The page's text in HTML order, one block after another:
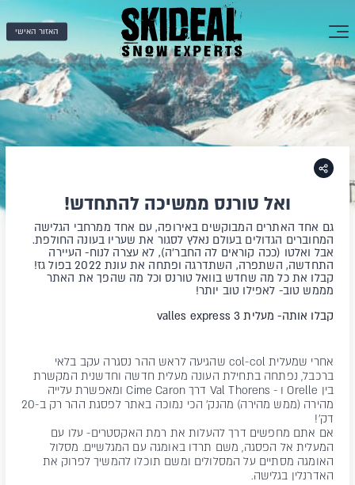
האזור האישי
ואל טורנס ממשיכה להתחדש!
גם אחד האתרים המבוקשים באירופה, עם אחד ממרחבי הגלישה
המחוברים הגדולים בעולם נאלץ לסגור את שעריו בעונה החולפת.
אבל ואלטו (ככה קוראים לה החבר'ה), לא עצרה לנוח- העיירה
התחדשה, השתפרה, השתדרגה ופתחה את עונת 2022 בפול גז!
קבלו את כל מה שחדש בוואל טורנס וכל מה שהפך את האתר
מממש טוב- לאפילו טוב יותר!
קבלו אותה- מעלית 3 valles express
אחרי שמעלית col-col שהגיעה לראש ההר נסגרה עקב בלאי
ברכבל, נפתחה בתחילת העונה מעלית חדשה וחדשנית המקשרת
בין Orelle ו - Val Thorens דרך Cime Caron ומאפשרת עלייה
מהירה (ממש מהירה) מהנק' הכי נמוכה באתר לפסגת ההר רק ב-20
דק'!
אם אתם מחפשים דרך להעלות את רמת האקסטרים- עלו עם
המעלית אל הפסגה, משם תרדו באומגה עם המגלשיים. מסלול
האומגה מסתיים על המסלולים ומשם תוכלו להמשיך לפרוק את
האדרנלין בגלישה.